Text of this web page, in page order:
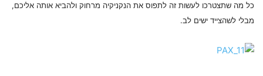
כל מה שתצטרכו לעשות זה לתפוס את הנקניקיה מרחוק ולהביא אותה אליכם,
מבלי לשהצייד ישים לב.